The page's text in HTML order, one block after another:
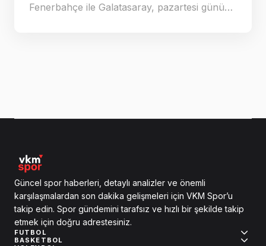
Fenerbahçe ile Galatasaray, pazartesi günü…
Güncel spor haberleri, detaylı analizler ve önemli
karşılaşmalardan son dakika gelişmeleri için VKM Spor’u
takip edin. Spor gündemini tarafsız ve hızlı bir şekilde takip
etmek için doğru adrestesiniz.
FUTBOL
BASKETBOL